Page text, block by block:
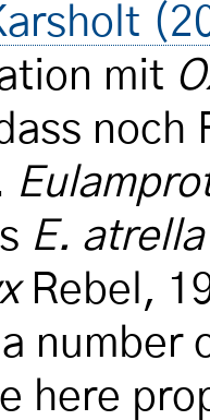
mit
noch
E. atrella
Rebel,
number
here